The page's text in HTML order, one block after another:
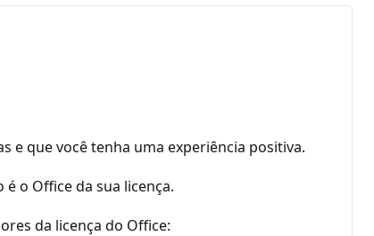
e que você tenha uma experiência positiva.
o Office da sua licença.
da licença do Office: